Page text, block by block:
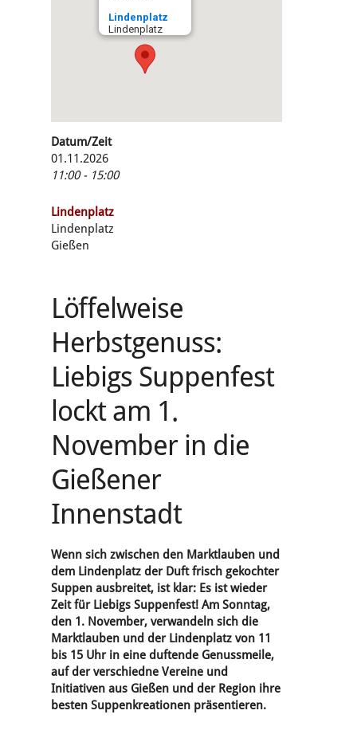
Lindenplatz
Lindenplatz
Datum/Zeit
01.11.2026
11:00 - 15:00
Lindenplatz
Lindenplatz
Gießen
Löffelweise
Herbstgenuss:
Liebigs Suppenfest
lockt am 1.
November in die
Gießener
Innenstadt
Wenn sich zwischen den Marktlauben und
dem Lindenplatz der Duft frisch gekochter
Suppen ausbreitet, ist klar: Es ist wieder
Zeit für Liebigs Suppenfest! Am Sonntag,
den 1. November, verwandeln sich die
Marktlauben und der Lindenplatz von 11
bis 15 Uhr in eine duftende Genussmeile,
auf der verschiedne Vereine und
Initiativen aus Gießen und der Region ihre
besten Suppenkreationen präsentieren.